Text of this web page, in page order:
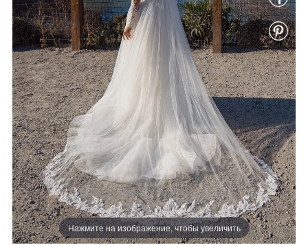
Нажмите на изображение, чтобы увеличить